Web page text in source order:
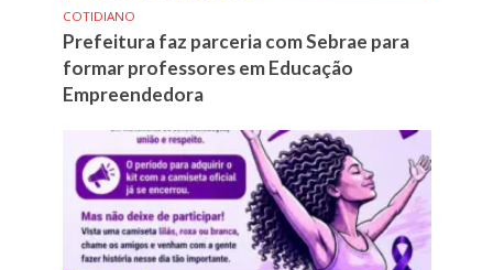
COTIDIANO
Prefeitura faz parceria com Sebrae para
formar professores em Educação
Empreendedora